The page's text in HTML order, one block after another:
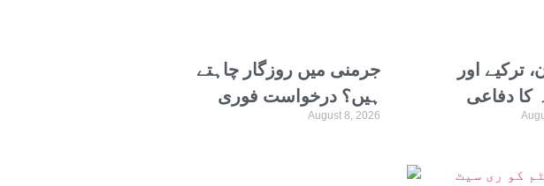
جرمنی میں روزگار چاہتے
ہیں؟ درخواست فوری
جمع کروائیں
August 8, 2026
ترکیے اور
کا دفاعی
تینوں ملکوں
شہبازشریف